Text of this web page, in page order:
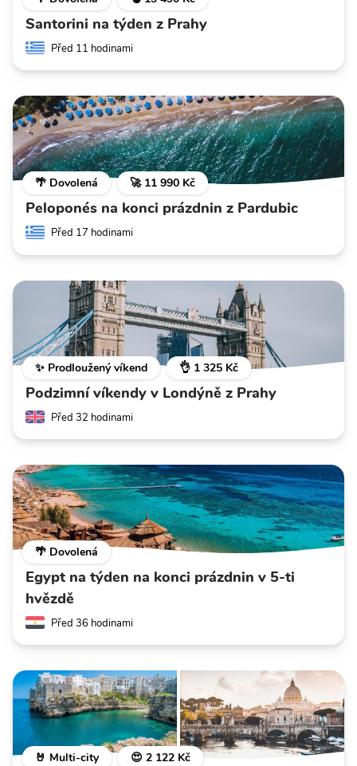
Santorini na týden z Prahy
Před 11 hodinami
🌴 Dovolená 🚀 11 990 Kč
Peloponés na konci prázdnin z Pardubic
Před 17 hodinami
✨ Prodloužený víkend 👌 1 325 Kč
Podzimní víkendy v Londýně z Prahy
Před 32 hodinami
🌴 Dovolená
Egypt na týden na konci prázdnin v 5-ti
hvězdě
Před 36 hodinami
🤘 Multi-city 😍 2 122 Kč